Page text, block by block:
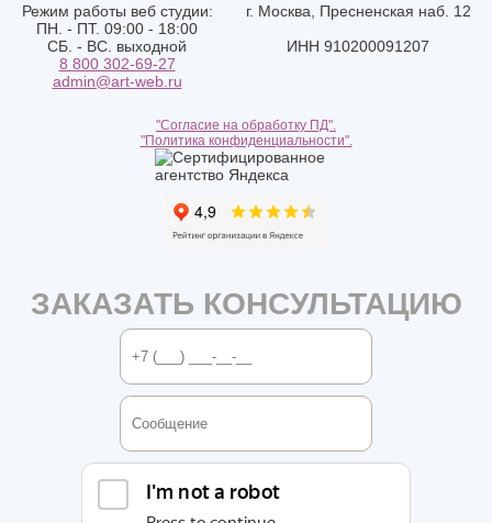
Режим работы веб студии:
ПН. - ПТ. 09:00 - 18:00
СБ. - ВС. выходной
8 800 302-69-27
admin@art-web.ru
г. Москва, Пресненская наб. 12
ИНН 910200091207
"Согласие на обработку ПД".
"Политика конфиденциальности".
ЗАКАЗАТЬ КОНСУЛЬТАЦИЮ